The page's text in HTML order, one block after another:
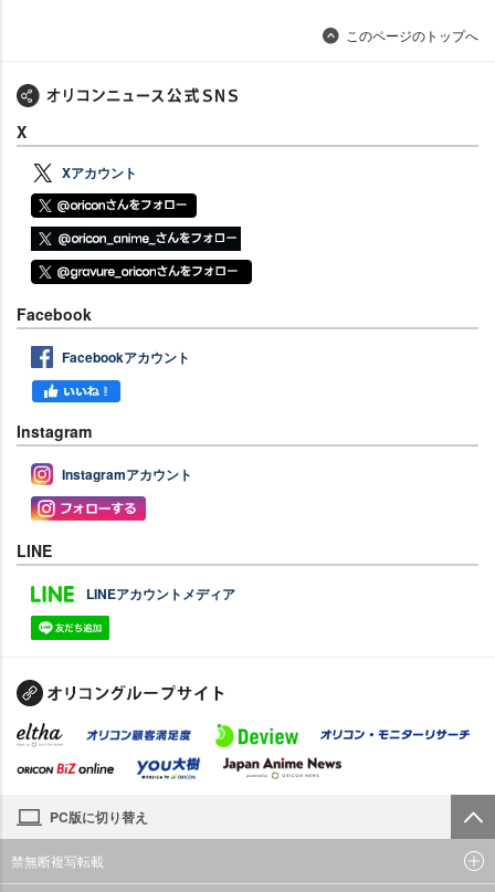
このページのトップへ
X
Xアカウント
Facebook
Facebookアカウント
Instagram
Instagramアカウント
LINE
LINEアカウントメディア
PC版に切り替え
禁無断複写転載